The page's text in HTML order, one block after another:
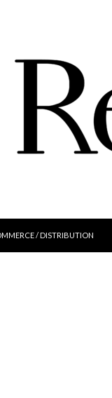
/ DISTRIBUTION